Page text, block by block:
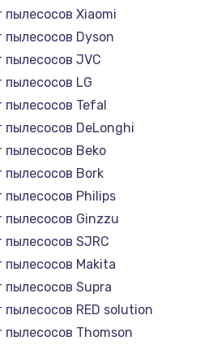
пылесосов Xiaomi
пылесосов Dyson
пылесосов JVC
пылесосов LG
пылесосов Tefal
пылесосов DeLonghi
пылесосов Beko
пылесосов Bork
пылесосов Philips
пылесосов Ginzzu
пылесосов SJRC
пылесосов Makita
пылесосов Supra
пылесосов RED solution
пылесосов Thomson